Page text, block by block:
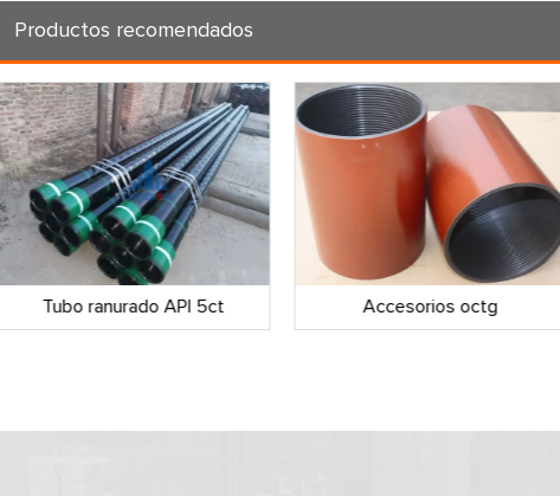
Productos recomendados
Tubo ranurado API 5ct Accesorios octg